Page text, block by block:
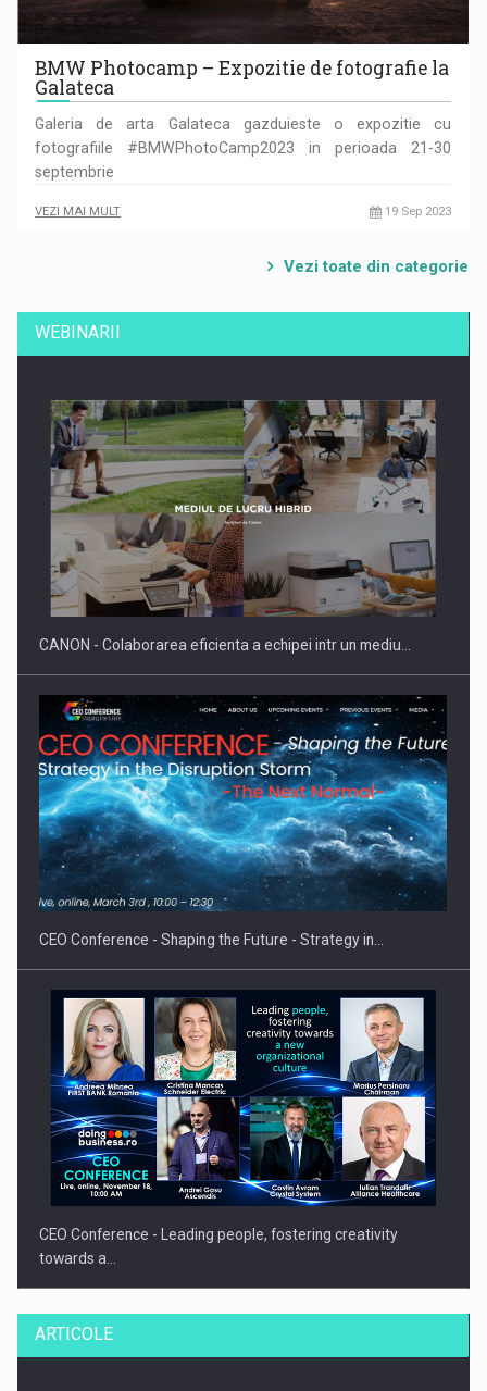
BMW Photocamp – Expozitie de fotografie la
Galateca
Galeria de arta Galateca gazduieste o expozitie cu
fotografiile #BMWPhotoCamp2023 in perioada 21-30
septembrie
VEZI MAI MULT 19 Sep 2023
Vezi toate din categorie
WEBINARII
CANON - Colaborarea eficienta a echipei intr un mediu…
CEO Conference - Shaping the Future - Strategy in…
CEO Conference - Leading people, fostering creativity
towards a…
ARTICOLE